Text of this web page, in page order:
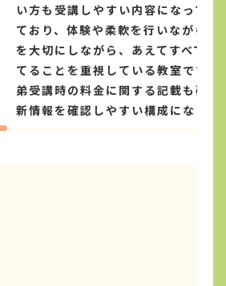
い方も受講しやすい内容になって
ており、体験や柔軟を行いながら
を大切にしながら、あえてすべて
てることを重視している教室です
弟受講時の料金に関する記載も確
新情報を確認しやすい構成になって